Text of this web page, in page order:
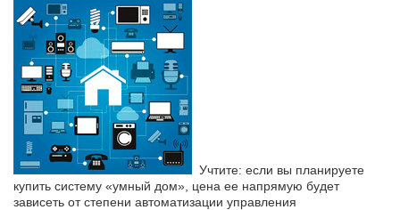
Учтите: если вы планируете
купить систему «умный дом», цена ее напрямую будет
зависеть от степени автоматизации управления